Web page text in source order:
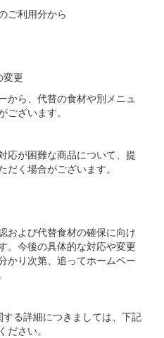
ご利用分から
更
ら、代替の食材や別メニュ
ざいます。
が困難な商品について、提
く場合がございます。
および代替食材の確保に向け
。今後の具体的な対応や変更
かり次第、追ってホームペー
る詳細につきましては、下記
さい。